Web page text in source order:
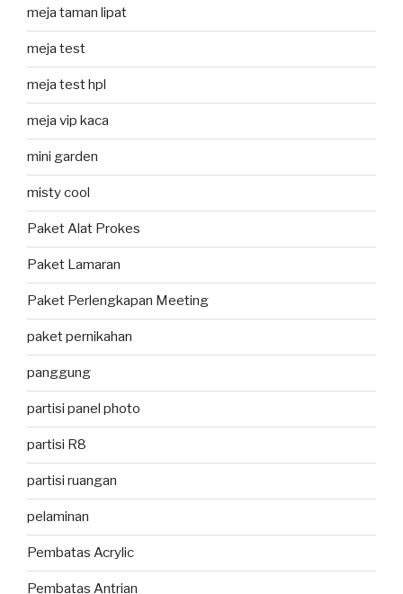
meja taman lipat
meja test
meja test hpl
meja vip kaca
mini garden
misty cool
Paket Alat Prokes
Paket Lamaran
Paket Perlengkapan Meeting
paket pernikahan
panggung
partisi panel photo
partisi R8
partisi ruangan
pelaminan
Pembatas Acrylic
Pembatas Antrian